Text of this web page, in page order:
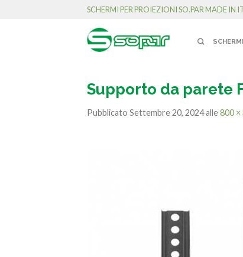
SCHERMI PER PROIEZIONI SO.PAR MADE IN
Supporto da parete
Pubblicato Settembre 20, 2024alle800 ×